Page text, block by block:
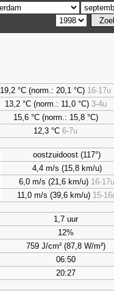
19,2 °C (norm.: 20,1 °C) 16-17u
13,2 °C (norm.: 11,0 °C) 3-4u
15,6 °C (norm.: 15,8 °C)
12,3 °C 6-7u
oostzuidoost (117°)
4,4 m/s (15,8 km/u)
6,0 m/s (21,6 km/u) 16-17u
11,0 m/s (39,6 km/u) 15-
1,7 uur
12%
759 J/cm² (87,8 W/m²)
06:50
20:27